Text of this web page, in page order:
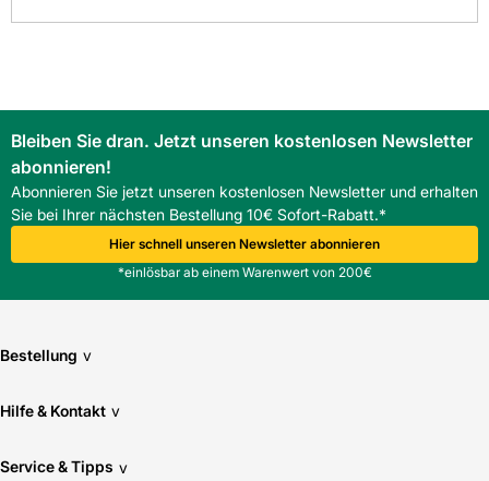
Wie viel Ergiebigkeit bietet die Kemmler KD600
Klebe/Dichtmasse pro Schlauchbeutel?
Ein Schlauchbeutel liefert ca. 16 lfm Ergiebigkeit, was
wirtschaftliche Anschlussarbeiten ermöglicht.
Bleiben Sie dran. Jetzt unseren kostenlosen Newsletter
abonnieren!
Abonnieren Sie jetzt unseren kostenlosen Newsletter und erhalten
Sie bei Ihrer nächsten Bestellung 10€ Sofort-Rabatt.*
Hier schnell unseren Newsletter abonnieren
*einlösbar ab einem Warenwert von 200€
Bestellung v
Hilfe & Kontakt v
Service & Tipps v